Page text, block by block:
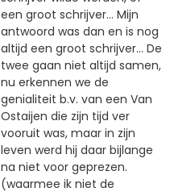
een groot schrijver... Mijn
antwoord was dan en is nog
altijd een groot schrijver... De
twee gaan niet altijd samen,
nu erkennen we de
genialiteit b.v. van een Van
Ostaijen die zijn tijd ver
vooruit was, maar in zijn
leven werd hij daar bijlange
na niet voor geprezen.
(waarmee ik niet de